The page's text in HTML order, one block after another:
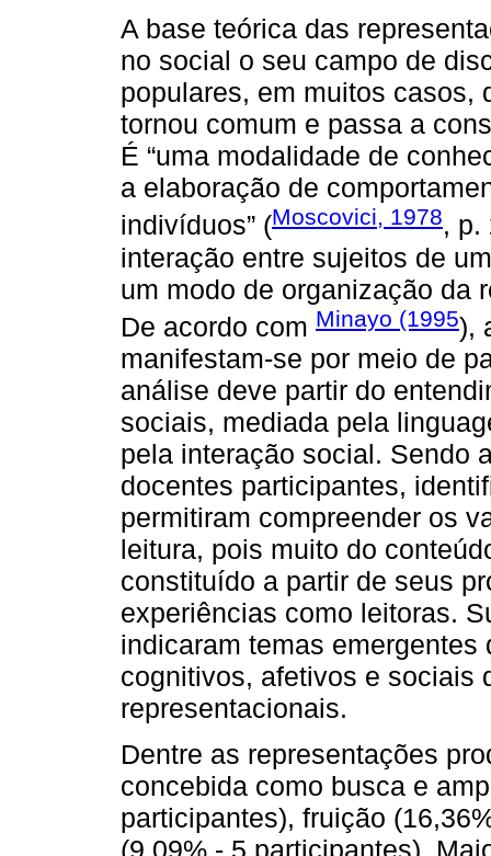
A base teórica das
no social o seu campo de
populares, em muitos casos,
tornou comum e passa a
É “uma modalidade de
a elaboração de
indivíduos” (Moscovici, 1978, p.
interação entre sujeitos de
um modo de organização da
De acordo com Minayo (1995),
manifestam-se por meio de
análise deve partir do
sociais, mediada pela
pela interação social. Sendo
docentes participantes,
permitiram compreender os
leitura, pois muito do
constituído a partir de seus
experiências como leitoras.
indicaram temas
cognitivos, afetivos e sociais
representacionais.
Dentre as representações
concebida como busca e
participantes), fruição
(9,09% - 5 participantes).